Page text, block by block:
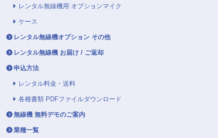
レンタル無線機用 オプションマイク
ケース
レンタル無線機オプション その他
レンタル無線機 お届け / ご返却
申込方法
レンタル料金・送料
各種書類 PDFファイルダウンロード
無線機 無料デモのご案内
業種一覧